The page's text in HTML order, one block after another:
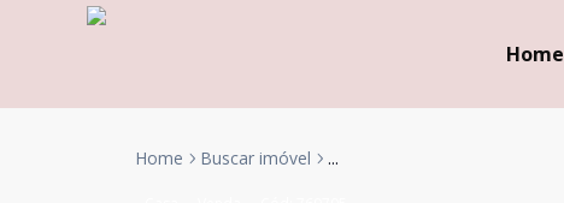
Home
Home Buscar imóvel ...